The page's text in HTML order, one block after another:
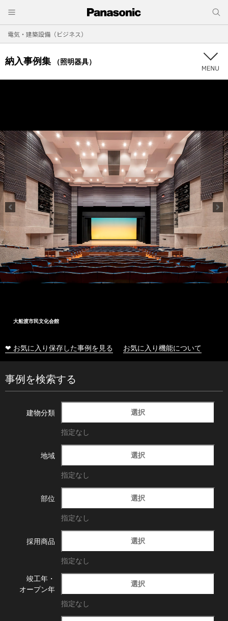
電気・建築設備（ビジネス）
納入事例集 （照明器具）
大船渡市民文化会館
❤ お気に入り保存した事例を見る お気に入り機能について
事例を検索する
建物分類 選択
指定なし
地域 選択
指定なし
部位 選択
指定なし
採用商品 選択
指定なし
竣工年・
オープン年
選択
指定なし